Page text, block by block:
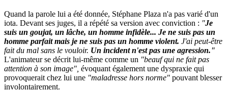
Quand la parole lui a été donnée, Stéphane Plaza n'a pas varié d'un
iota. Devant ses juges, il a répété sa version avec conviction : "Je
suis un goujat, un lâche, un homme infidèle... Je ne suis pas un
homme parfait mais je ne suis pas un homme violent. J'ai peut-être
fait du mal sans le vouloir. Un incident n'est pas une agression."
L'animateur se décrit lui-même comme un "beauf qui ne fait pas
attention à son image", évoquant également une dyspraxie qui
provoquerait chez lui une "maladresse hors norme" pouvant blesser
involontairement.